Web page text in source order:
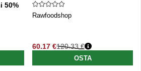
50%
Rawfoodshop
60.17 €
Normaali hinta
120.33 €
OSTA